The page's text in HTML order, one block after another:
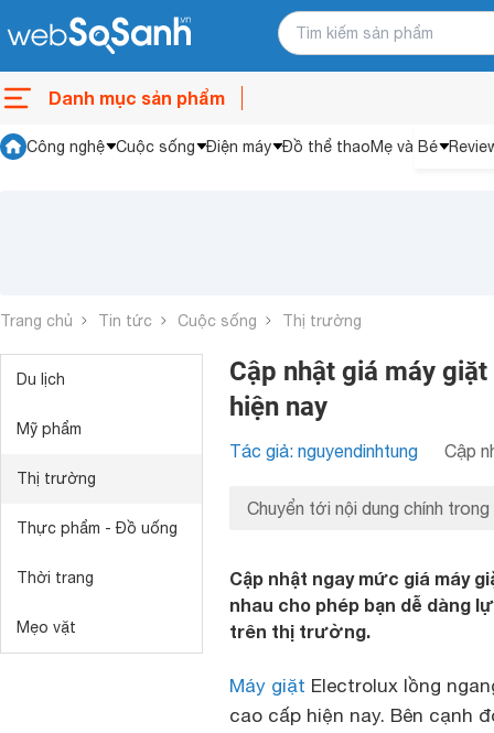
Danh mục sản phẩm
Công nghệ Cuộc sống Điện máy Đồ thể thaoMẹ và Bé
Trang chủ Tin tức Cuộc sống Thị trường
Du lịch
Mỹ phẩm
Thị trường
Thực phẩm - Đồ uống
Thời trang
Mẹo vặt
Cập nhật giá máy
hiện nay
Tác giả: nguyendinhtung Cập
Chuyển tới nội dung chính trong
Cập nhật ngay mức giá máy
nhau cho phép bạn dễ dàng
trên thị trường.
Máy giặt Electrolux lồng
cao cấp hiện nay. Bên cạnh